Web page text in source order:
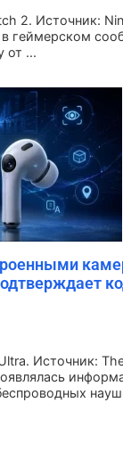
2. Источник:
геймерском
от ...
Источник: